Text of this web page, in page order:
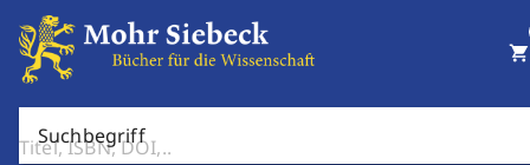
Suchbegriff
shopping_cart